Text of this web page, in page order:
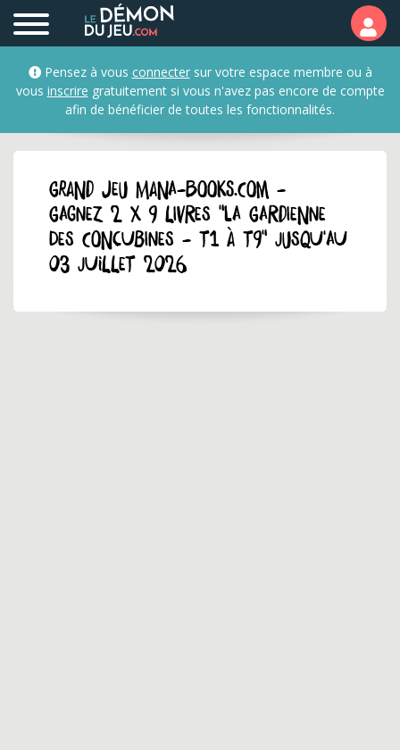
Pensez à vous connectersur votre espace membre ou à
vous inscrire gratuitement si vous n'avez pas encore de compte
afin de bénéficier de toutes les fonctionnalités.
GRAND JEU mana-books.com -
Gagnez 2 x 9 livres "La Gardienne
des concubines - T1 à T9" jusqu'au
03 juillet 2026